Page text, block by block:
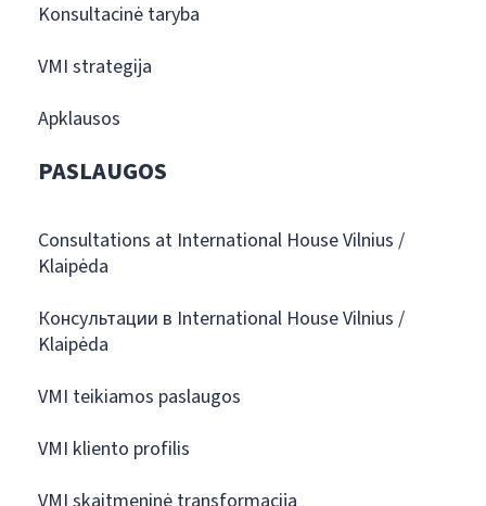
Konsultacinė taryba
VMI strategija
Apklausos
PASLAUGOS
Consultations at International House Vilnius /
Klaipėda
Консультации в International House Vilnius /
Klaipėda
VMI teikiamos paslaugos
VMI kliento profilis